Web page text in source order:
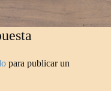
para publicar un